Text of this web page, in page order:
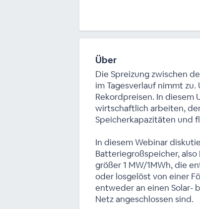
Über
Die Spreizung zwischen
im Tagesverlauf nimmt
Rekordpreisen. In
wirtschaftlich arbeiten,
Speicherkapazitäten und
In diesem Webinar
Batteriegroßspeicher,
größer 1 MW/1MWh, die
oder losgelöst von einer
entweder an einen Solar-
Netz angeschlossen sind.